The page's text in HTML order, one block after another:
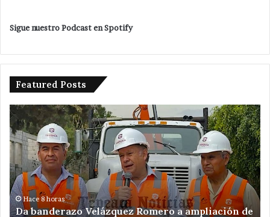
Sigue nuestro Podcast en Spotify
Featured Posts
Da
banderazo
Velázquez
Romero
a
ampliación
de
red
eléctrica
Hace 8 horas
Da banderazo Velázquez Romero a ampliación de
a
en